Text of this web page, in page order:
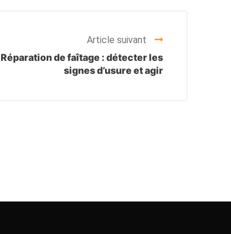
Article suivant
Réparation de faîtage : détecter les
signes d’usure et agir